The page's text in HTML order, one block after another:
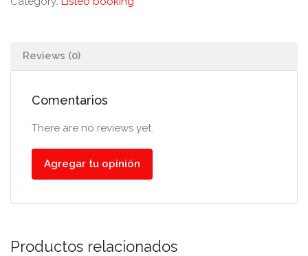
Reviews (0)
Comentarios
There are no reviews yet.
Agregar tu opinión
Productos relacionados